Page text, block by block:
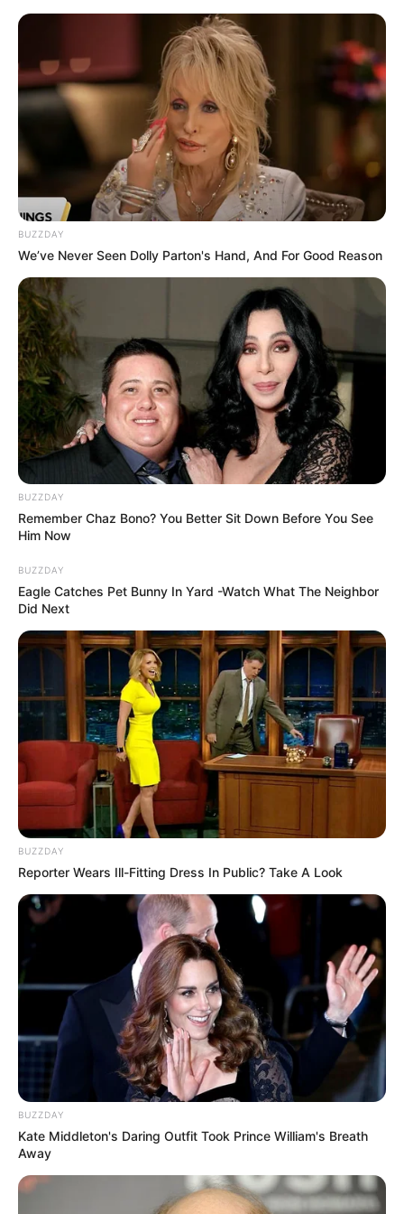
HOME
INSPIRASI
STYLE
FILM &
SERIES
NGAKAK
QUOTES
HYPE
MORE
RECAP
Sinopsis Love in the Moonlight
BUZZDAY
We’ve Never Seen Dolly Parton's Hand, And For Good Reason
BUZZDAY
Remember Chaz Bono? You Better Sit Down Before You See
Him Now
BUZZDAY
Eagle Catches Pet Bunny In Yard -Watch What The Neighbor
Did Next
BUZZDAY
Reporter Wears Ill-Fitting Dress In Public? Take A Look
BUZZDAY
Kate Middleton's Daring Outfit Took Prince William's Breath
Away